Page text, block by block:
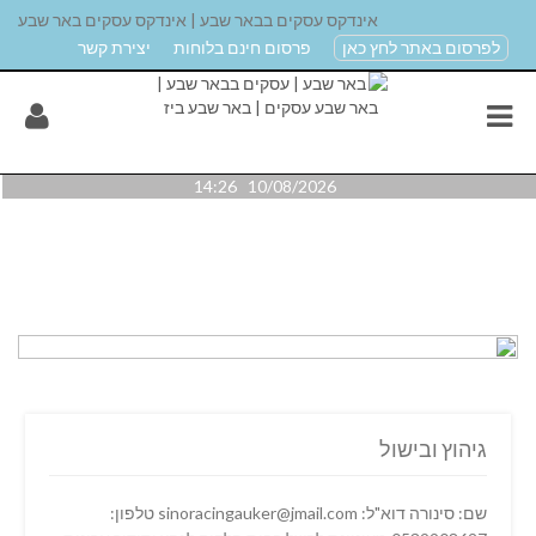
אינדקס עסקים בבאר שבע | אינדקס עסקים באר שבע
לפרסום באתר לחץ כאן
פרסום חינם בלוחות יצירת קשר
10/08/2026 14:26
גיהוץ ובישול
שם: סינורה דוא"ל: sinoracingauker@jmail.com טלפון: